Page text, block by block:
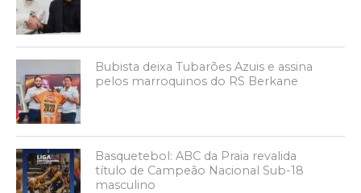
Bubista deixa Tubarões Azuis e assina
pelos marroquinos do RS Berkane
Basquetebol: ABC da Praia revalida
título de Campeão Nacional Sub-18
masculino